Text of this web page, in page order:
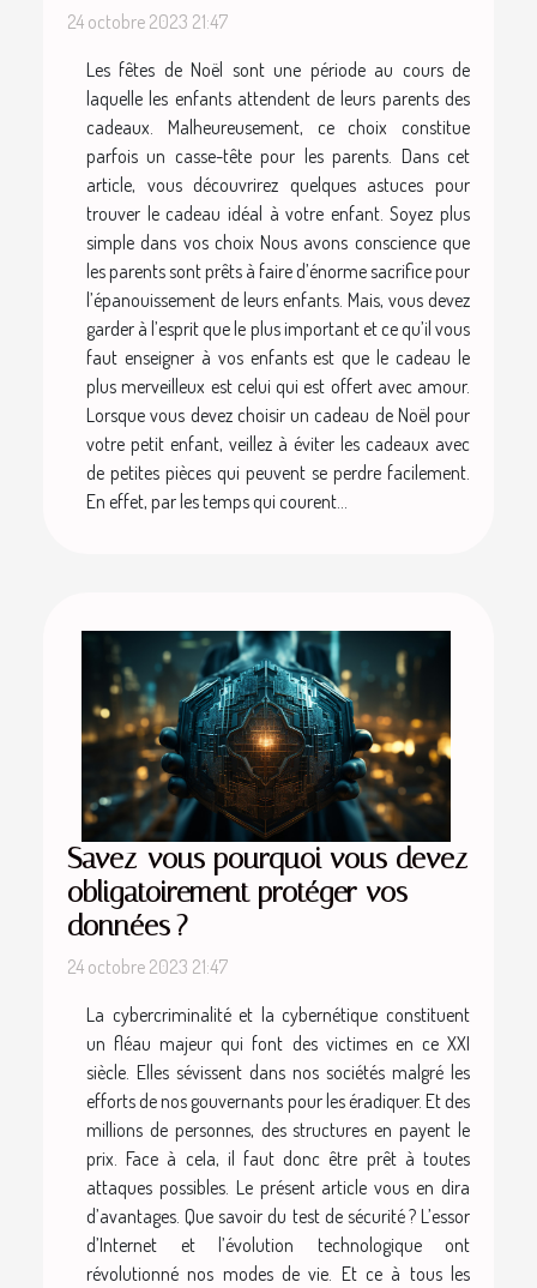
24 octobre 2023 21:47
Les fêtes de Noël sont une période au cours de
laquelle les enfants attendent de leurs parents des
cadeaux. Malheureusement, ce choix constitue
parfois un casse-tête pour les parents. Dans cet
article, vous découvrirez quelques astuces pour
trouver le cadeau idéal à votre enfant. Soyez plus
simple dans vos choix Nous avons conscience que
les parents sont prêts à faire d’énorme sacrifice pour
l’épanouissement de leurs enfants. Mais, vous devez
garder à l’esprit que le plus important et ce qu’il vous
faut enseigner à vos enfants est que le cadeau le
plus merveilleux est celui qui est offert avec amour.
Lorsque vous devez choisir un cadeau de Noël pour
votre petit enfant, veillez à éviter les cadeaux avec
de petites pièces qui peuvent se perdre facilement.
En effet, par les temps qui courent...
Savez-vous pourquoi vous devez
obligatoirement protéger vos
données ?
24 octobre 2023 21:47
La cybercriminalité et la cybernétique constituent
un fléau majeur qui font des victimes en ce XXI
siècle. Elles sévissent dans nos sociétés malgré les
efforts de nos gouvernants pour les éradiquer. Et des
millions de personnes, des structures en payent le
prix. Face à cela, il faut donc être prêt à toutes
attaques possibles. Le présent article vous en dira
d’avantages. Que savoir du test de sécurité ? L’essor
d’Internet et l’évolution technologique ont
révolutionné nos modes de vie. Et ce à tous les